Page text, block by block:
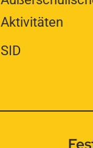
Aktivitäten
SID